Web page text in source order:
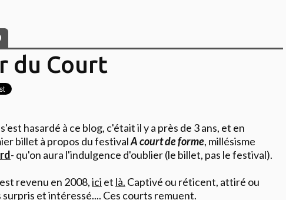
du Court
hasardé à ce blog, c'était il y a près de 3 ans, et en
billet à propos du festivalA court de forme, millésisme
- qu'on aura l'indulgence d'oublier (le billet, pas le festival).
revenu en 2008,ici et là. Captivé ou réticent, attiré ou
et intéressé.... Ces courts remuent.